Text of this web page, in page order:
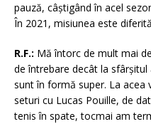
pauză, câștigând în acel
În 2021, misiunea este
R.F.: Mă întorc de mult mai
de întrebare decât la
sunt în formă super. La acea
seturi cu Lucas Pouille, de
tenis în spate, tocmai am